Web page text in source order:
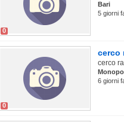
0
Bari
5 giorni
0
cerco
cerco
6 giorni